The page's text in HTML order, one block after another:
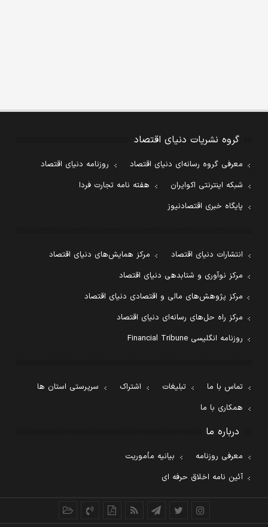
گروه نشریات دنیای اقتصاد
معرفی گروه رسانه‌ای دنیای اقتصاد
روزنامه دنیای اقتصاد
شبکه اینترنتی اکوایران
هفته نامه تجارت فردا
پایگاه خبری اقتصادنیوز
انتشارات دنیای اقتصاد
مرکز همایش‌های دنیای اقتصاد
مرکز نوآوری و شتابدهی دنیای اقتصاد
مرکز پژوهش‌های مالی و اقتصادی دنیای اقتصاد
مرکز راه حل‌های رسانه‌ای دنیای اقتصاد
روزنامه انگلیسی Financial Tribune
تماس با ما تبلیغات اشتراک
سرپرستی استان ها
همکاری با ما
درباره ما
معرفی روزنامه
بیانیه مأموریت
آئین نامه اخلاق حرفه ای